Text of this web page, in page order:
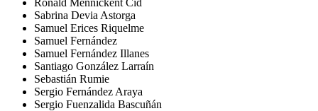
Ronald Mennickent Cid
Sabrina Devia Astorga
Samuel Erices Riquelme
Samuel Fernández
Samuel Fernández Illanes
Santiago González Larraín
Sebastián Rumie
Sergio Fernández Araya
Sergio Fuenzalida Bascuñán